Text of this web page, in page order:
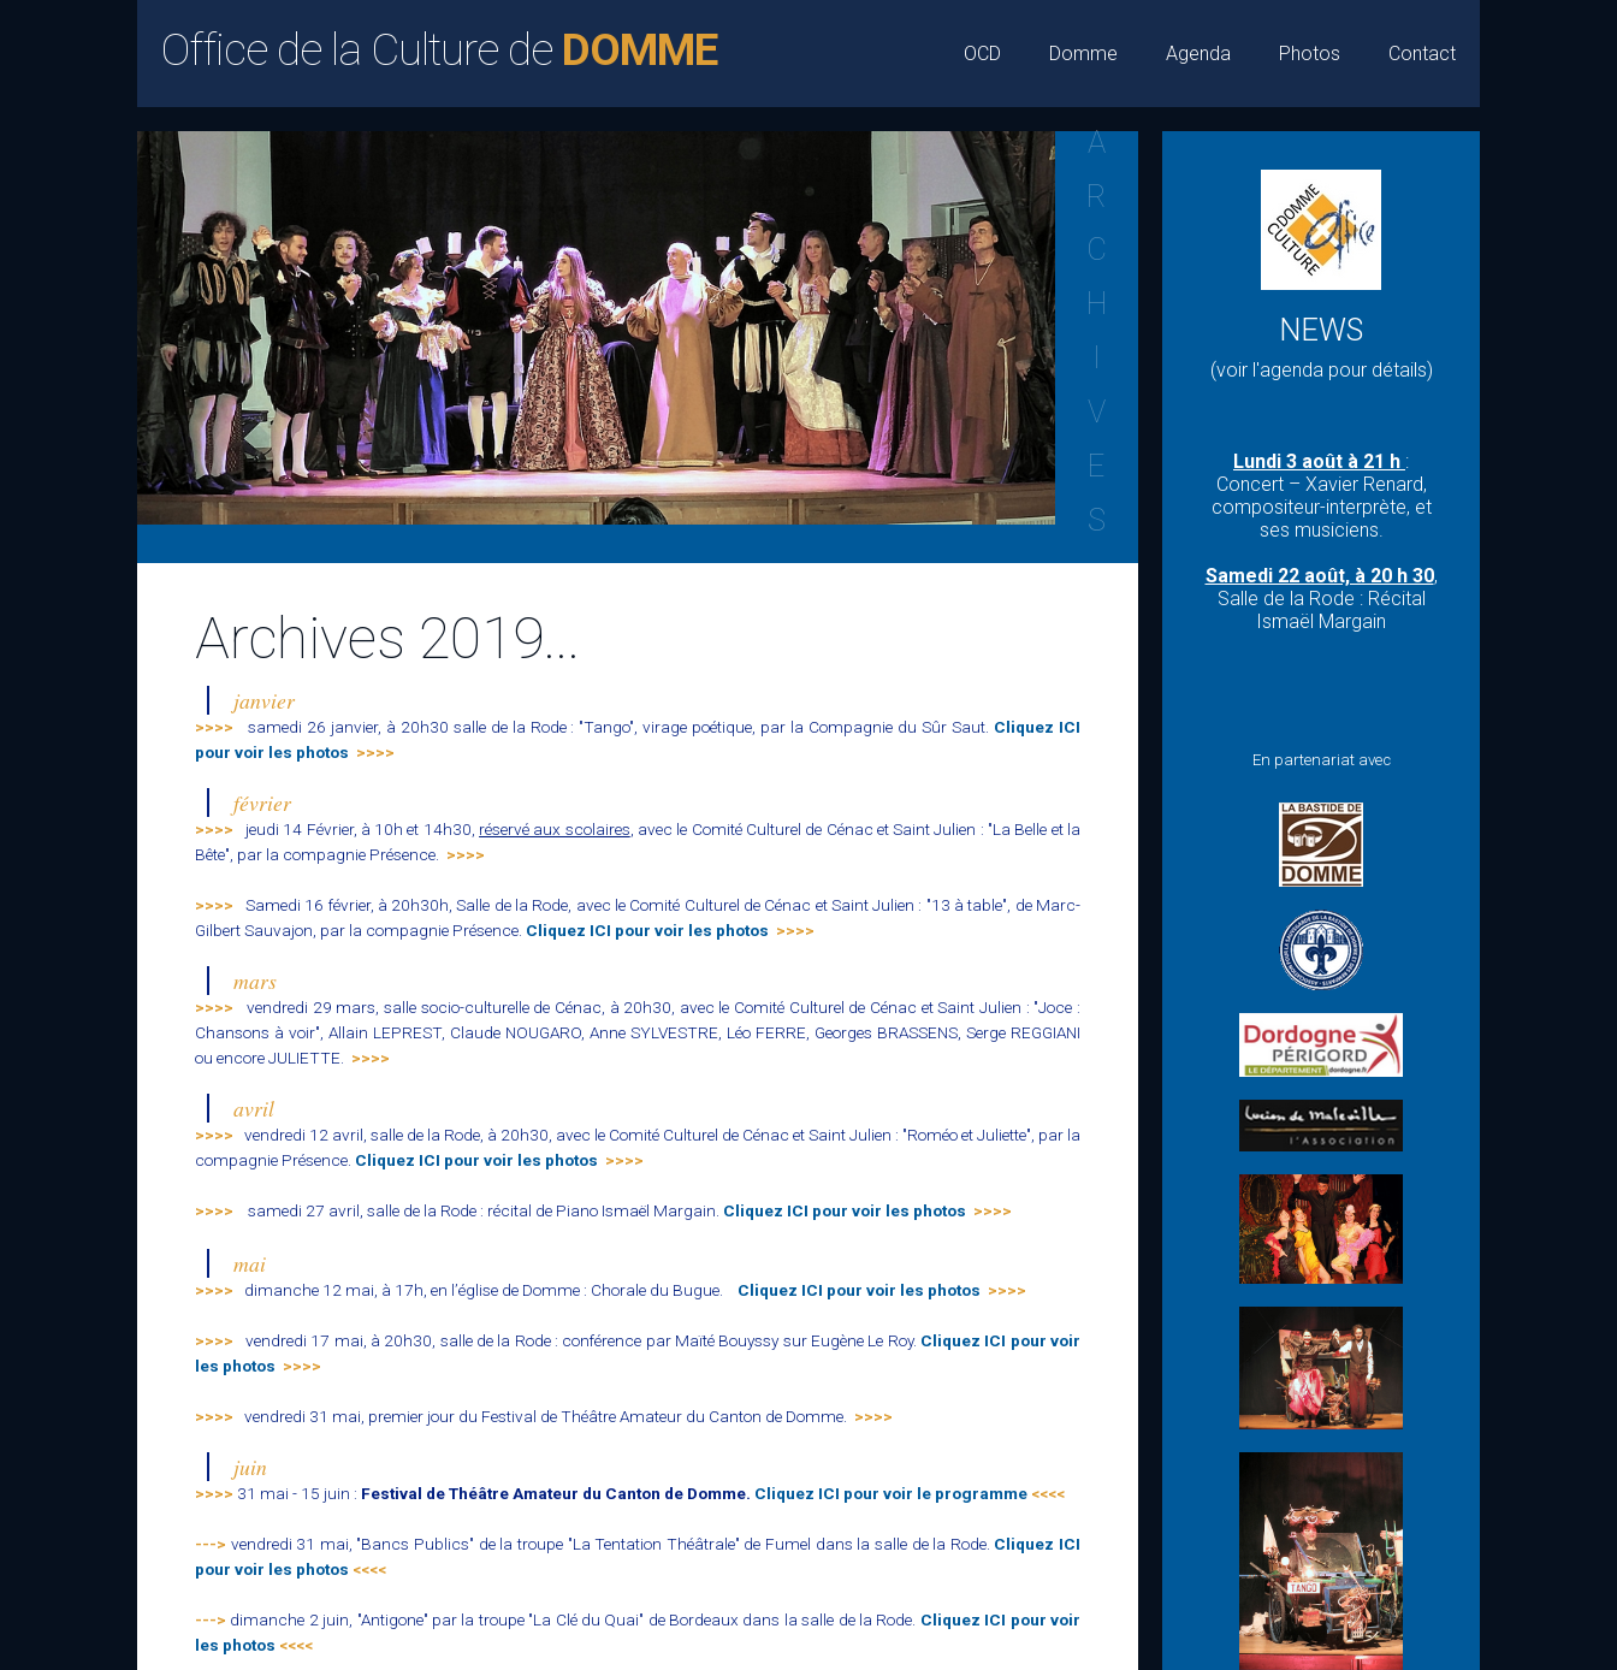
Office de la Culture de DOMME OCD Domme Agenda Photos Contact
A
R
C
H
I
V
E
S
Archives 2019...
janvier
>>>> samedi 26 janvier, à 20h30 salle de la Rode : "Tango", virage poétique, par la Compagnie du Sûr Saut. Cliquez ICI
pour voir les photos >>>>
février
>>>> jeudi 14 Février, à 10h et 14h30, réservé aux scolaires , avec le Comité Culturel de Cénac et Saint Julien : "La Belle et la
Bête", par la compagnie Présence. >>>>
>>>>
Samedi 16 février, à 20h30h, Salle de la Rode, avec le Comité Culturel de Cénac et Saint Julien : "13 à table", de Marc-
Gilbert Sauvajon, par la compagnie Présence. Cliquez ICI pour voir les photos >>>>
mars
>>>>
vendredi 29 mars, salle socio-culturelle de Cénac, à 20h30, avec le Comité Culturel de Cénac et Saint Julien : "Joce :
Chansons à voir", Allain LEPREST, Claude NOUGARO, Anne SYLVESTRE, Léo FERRE, Georges BRASSENS, Serge REGGIANI
ou encore JULIETTE. >>>>
avril
>>>>
vendredi 12 avril, salle de la Rode, à 20h30, avec le Comité Culturel de Cénac et Saint Julien : "Roméo et Juliette", par la
compagnie Présence. Cliquez ICI pour voir les photos >>>>
>>>> samedi 27 avril, salle de la Rode : récital de Piano Ismaël Margain. Cliquez ICI pour voir les photos >>>>
mai
>>>> dimanche 12 mai, à 17h, en l’église de Domme : Chorale du Bugue. Cliquez ICI pour voir les photos >>>>
>>>> vendredi 17 mai, à 20h30, salle de la Rode : conférence par Maïté Bouyssy sur Eugène Le Roy. Cliquez ICI pour voir
les photos >>>>
>>>> vendredi 31 mai, premier jour du Festival de Théâtre Amateur du Canton de Domme. >>>>
juin
>>>> 31 mai - 15 juin : Festival de Théâtre Amateur du Canton de Domme. Cliquez ICI pour voir le programme <<<<
---> vendredi 31 mai, "Bancs Publics" de la troupe "La Tentation Théâtrale" de Fumel dans la salle de la Rode. Cliquez ICI
pour voir les photos <<<<
---> dimanche 2 juin, "Antigone" par la troupe "La Clé du Quai" de Bordeaux dans la salle de la Rode. Cliquez ICI pour voir
les photos <<<<
NEWS
(voir l'agenda pour détails)
Lundi 3 août à 21 h :
Concert – Xavier Renard,
compositeur-interprète, et
ses musiciens.
Samedi 22 août, à 20 h 30,
Salle de la Rode : Récital
Ismaël Margain
En partenariat avec